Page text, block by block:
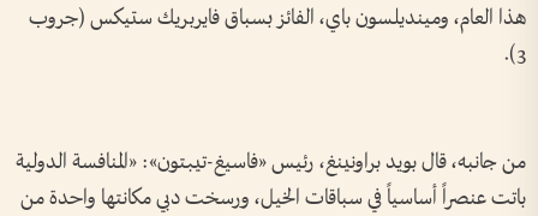
هذا العام، ومينديلسون باي، الفائز بسباق فايربريك ستيكس (جروب
3).
من جانبه، قال بويد براونينغ، رئيس «فاسيغ-تيبتون»: «المنافسة الدولية
باتت عنصراً أساسياً في سباقات الخيل، ورسخت دبي مكانتها واحدة من